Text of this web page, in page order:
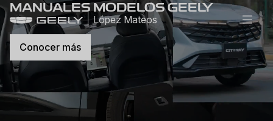
López Mateos
MANUALES MODELOS GEELY
Conocer más